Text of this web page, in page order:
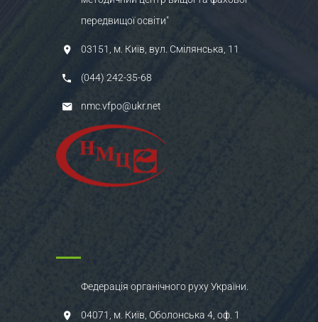
передвищої освіти"
03151, м. Київ, вул. Смілянська, 11
(044) 242-35-68
nmc.vfpo@ukr.net
Федерація органічного руху України.
04071, м. Київ, Оболонська 4, оф. 1